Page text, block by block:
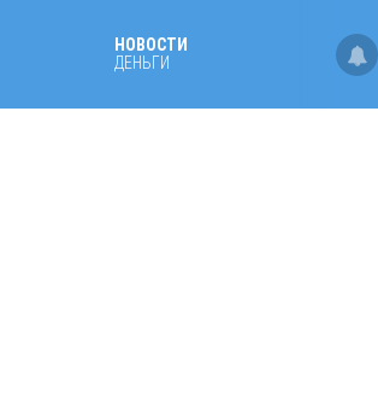
НОВОСТИ
ДЕНЬГИ